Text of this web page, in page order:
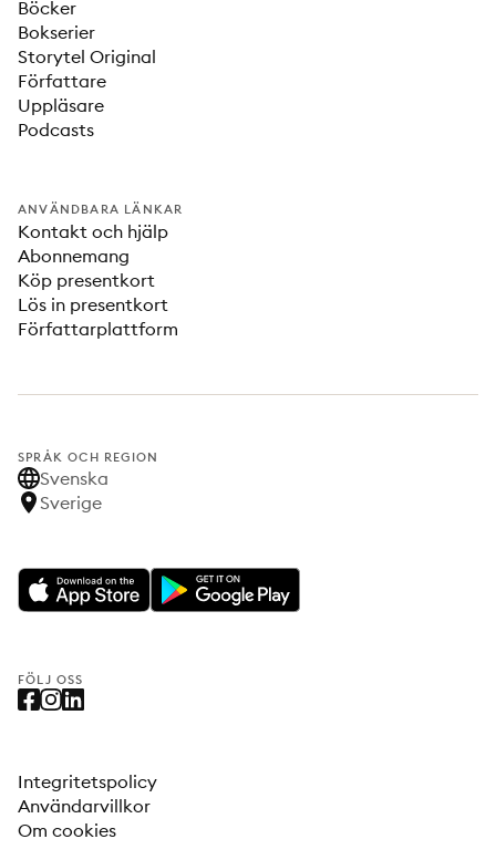
Böcker
Bokserier
Storytel Original
Författare
Uppläsare
Podcasts
ANVÄNDBARA LÄNKAR
Kontakt och hjälp
Abonnemang
Köp presentkort
Lös in presentkort
Författarplattform
SPRÅK OCH REGION
Svenska
Sverige
FÖLJ OSS
Integritetspolicy
Användarvillkor
Om cookies